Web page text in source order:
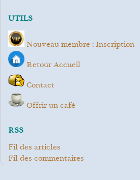
UTILS
Nouveau membre : Inscription
Retour Accueil
Contact
Offrir un café
RSS
Fil des articles
Fil des commentaires